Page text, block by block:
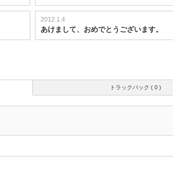
2012.1.4
あけまして、おめでとうございます。
トラックバック ( 0 )